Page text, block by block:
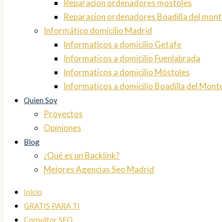
Reparacion ordenadores mostoles
Reparacion ordenadores Boadilla del
Informático domicilio Madrid
Informaticos a domicilio Getafe
Informaticos a domicilio Fuenlabrada
Informaticos a domicilio Móstoles
Informaticos a domicilio Boadilla del
Quien Soy
Proyectos
Opiniones
Blog
¿Qué es un Backlink?
Mejores Agencias Seo Madrid
Inicio
GRATIS PARA TI
Consultor SEO